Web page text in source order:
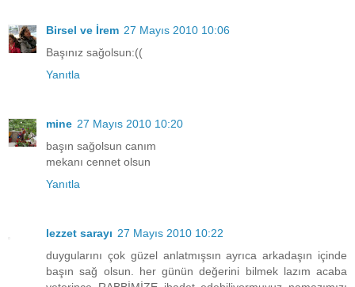
Birsel ve İrem 27 Mayıs 2010 10:06
Başınız sağolsun:((
Yanıtla
mine 27 Mayıs 2010 10:20
başın sağolsun canım
mekanı cennet olsun
Yanıtla
lezzet sarayı 27 Mayıs 2010 10:22
duygularını çok güzel anlatmışsın ayrıca arkadaşın içinde
başın sağ olsun. her günün değerini bilmek lazım acaba